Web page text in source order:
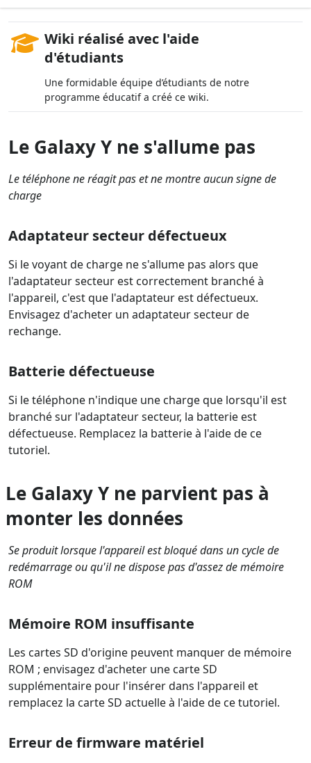
Wiki réalisé avec l'aide
d'étudiants
Une formidable équipe d’étudiants de notre
programme éducatif a créé ce wiki.
Le Galaxy Y ne s'allume pas
Le téléphone ne réagit pas et ne montre aucun signe de
charge
Adaptateur secteur défectueux
Si le voyant de charge ne s'allume pas alors que
l'adaptateur secteur est correctement branché à
l'appareil, c'est que l'adaptateur est défectueux.
Envisagez d'acheter un adaptateur secteur de
rechange.
Batterie défectueuse
Si le téléphone n'indique une charge que lorsqu'il est
branché sur l'adaptateur secteur, la batterie est
défectueuse. Remplacez la batterie à l'aide de ce
tutoriel.
Le Galaxy Y ne parvient pas à
monter les données
Se produit lorsque l'appareil est bloqué dans un cycle de
redémarrage ou qu'il ne dispose pas d'assez de mémoire
ROM
Mémoire ROM insuffisante
Les cartes SD d'origine peuvent manquer de mémoire
ROM ; envisagez d'acheter une carte SD
supplémentaire pour l'insérer dans l'appareil et
remplacez la carte SD actuelle à l'aide de ce tutoriel.
Erreur de firmware matériel